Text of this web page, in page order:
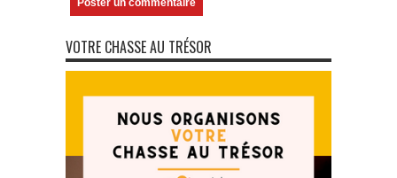
VOTRE CHASSE AU TRÉSOR